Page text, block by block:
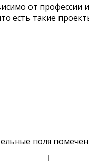
от
есть такие
поля